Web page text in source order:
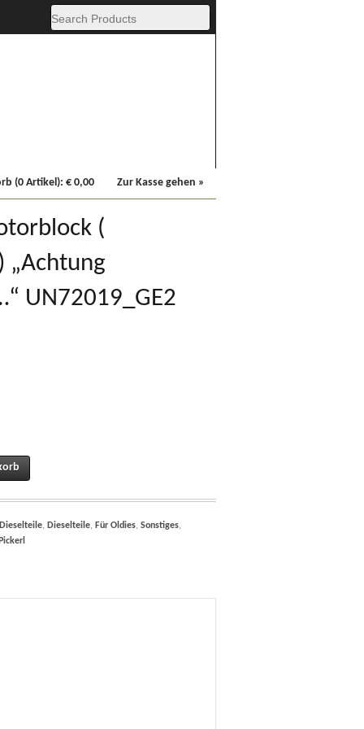
Zur Kasse gehen »
(0 Artikel): € 0,00
(
„Achtung
UN72019_GE2
) "Achtung Einspritzpumpe..." UN72019_GE2 quantity
Dieselteile, Dieselteile, Für Oldies, Sonstiges,
Pickerl